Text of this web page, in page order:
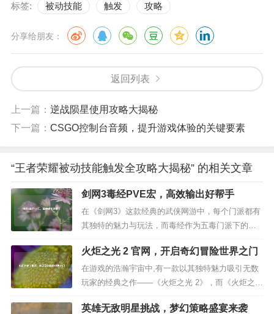
标签: 被动技能 触发 攻略
分享给朋友：
返回列表
上一篇： 逆战陨星使用攻略大揭秘
下一篇： CSGO控制台音频，提升游戏体验的关键要素
“王者荣耀被动技能触发全攻略大揭秘” 的相关文章
剑网3毒经PVE宏，高效输出好帮手
在《剑网3》这款经典的武侠网游中，每个门派都有
其独特的魅力与玩法，而毒经作为五毒门派下的一
个输出心法，以其召唤灵蛇、施展各种诡异毒术的
战斗方式，深受众多玩家喜爱，在PVE（玩家对战
环境）场景中，想要打出高额的伤害，除了对技能
机制的熟悉和手动操作的熟练度外，合理运用宏命
令也是提升输出效率的重要手段。...
火炬之光 2 官网，开启奇幻冒险世界之门
在游戏的浩瀚宇宙中,有一款以其独特魅力吸引无数
玩家的经典之作——《火炬之光 2》，而《火炬之光
2》的官网，就如同这奇幻冒险世界的一扇闪耀大
门，为玩家们开启了一段充满惊喜与激情的旅程。
英雄无敌明星挑战，梦幻策略盛宴来袭